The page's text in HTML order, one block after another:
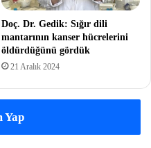
Doç. Dr. Gedik: Sığır dili
mantarının kanser hücrelerini
öldürdüğünü gördük
21 Aralık 2024
Yap